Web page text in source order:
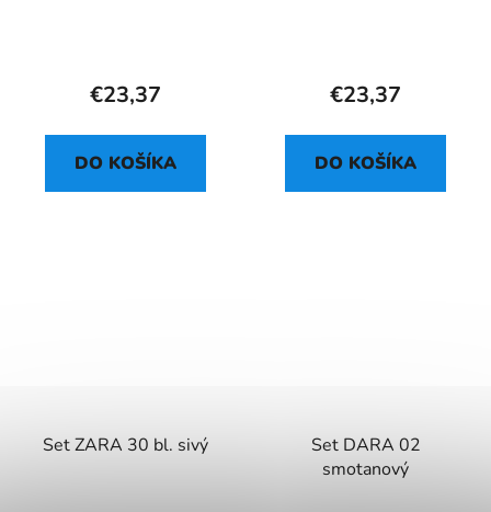
€23,37
DO KOŠÍKA
€23,37
DO KOŠÍKA
Set ZARA 30 bl. sivý
Set DARA 02
smotanový